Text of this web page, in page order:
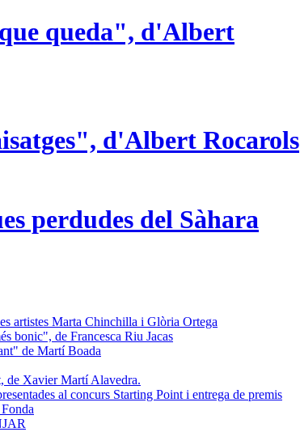
queda", d'Albert
d'Albert Rocarols
perdudes del Sàhara
artistes Marta Chinchilla i Glòria Ortega
bonic", de Francesca Riu Jacas
de Martí Boada
de Xavier Martí Alavedra.
al concurs Starting Point i entrega de premis